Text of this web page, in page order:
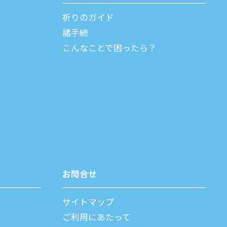
祈りのガイド
諸⼿続
こんなことで困ったら？
お問合せ
サイトマップ
ご利⽤にあたって